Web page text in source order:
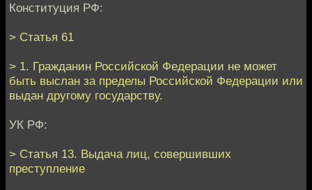
Конституция РФ:
> Статья 61
> 1. Гражданин Российской Федерации не может
быть выслан за пределы Российской Федерации или
выдан другому государству.
УК РФ:
> Статья 13. Выдача лиц, совершивших
преступление